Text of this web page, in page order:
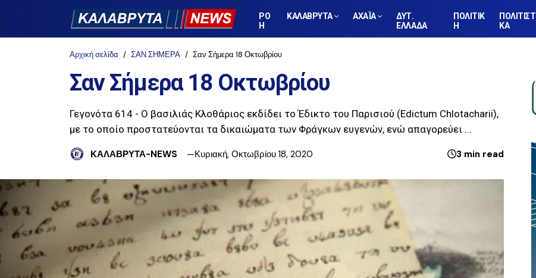
ΡΟ
Η
ΚΑΛΑΒΡΥΤΑ ΑΧΑΪΑ
ΔΥΤ.
ΕΛΛΑΔΑ
ΠΟΛΙΤΙΚ
Η
ΠΟΛΙΤΙΣΤΙ
ΚΑ
Αρχική σελίδα ΣΑΝ ΣΗΜΕΡΑ Σαν Σήμερα 18 Οκτωβρίου
Σαν Σήμερα 18 Οκτωβρίου
Γεγονότα 614 - Ο βασιλιάς Κλοθάριος εκδίδει το Έδικτο του Παρισιού (Edictum Chlotacharii),
με το οποίο προστατεύονται τα δικαιώματα των Φράγκων ευγενών, ενώ απαγορεύει …
ΚΑΛΑΒΡΥΤΑ-NEWS Κυριακή, Οκτωβρίου 18, 2020 3 min read